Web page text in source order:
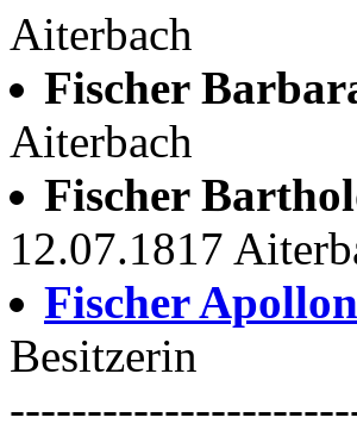
Aiterbach
Fischer
Aiterbach
Fischer
12.07.1817
Fischer
Besitzerin